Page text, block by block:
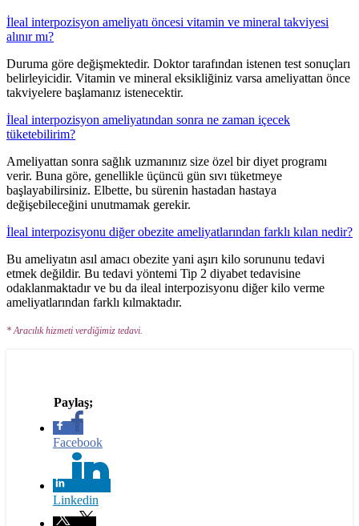
İleal interpozisyon ameliyatı öncesi vitamin ve mineral takviyesi
alınır mı?
Duruma göre değişmektedir. Doktor tarafından istenen test sonuçları
belirleyicidir. Vitamin ve mineral eksikliğiniz varsa ameliyattan önce
takviyelere başlamanız istenecektir.
İleal interpozisyon ameliyatından sonra ne zaman içecek
tüketebilirim?
Ameliyattan sonra sağlık uzmanınız size özel bir diyet programı
verir. Buna göre, genellikle üçüncü gün sıvı tüketmeye
başlayabilirsiniz. Elbette, bu sürenin hastadan hastaya
değişebileceğini unutmamak gerekir.
İleal interpozisyonu diğer obezite ameliyatlarından farklı kılan nedir?
Bu ameliyatın asıl amacı obezite yani aşırı kilo sorununu tedavi
etmek değildir. Bu tedavi yöntemi Tip 2 diyabet tedavisine
odaklanmaktadır ve bu da ileal interpozisyonu diğer kilo verme
ameliyatlarından farklı kılmaktadır.
* Aracılık hizmeti verdiğimiz tedavi.
Facebook
Linkedin